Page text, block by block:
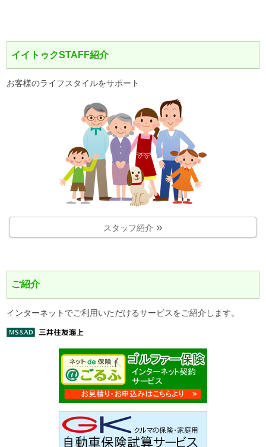
イイトゥクSTAFF紹介
お客様のライフスタイルをサポート
スタッフ紹介
ご紹介
インターネットでご利用いただけるサービスをご紹介します。